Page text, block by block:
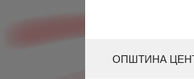
ОПШТИНА
HOME